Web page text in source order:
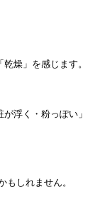
燥」を感じます。
浮く・粉っぽい」
もしれません。